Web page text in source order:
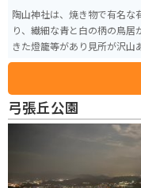
陶山神社は、焼き物で有名な
り、繊細な青と白の柄の鳥
きた燈籠等があり見所が沢山
弓張丘公園